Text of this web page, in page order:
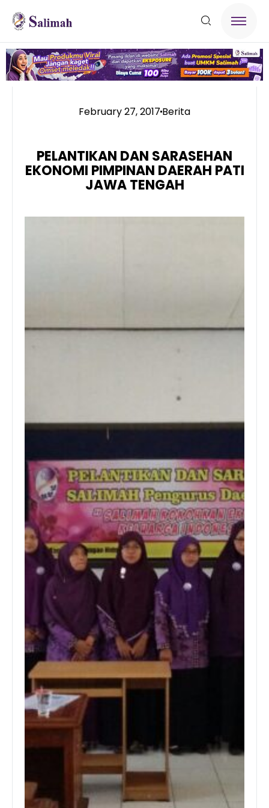
February 27, 2017 Berita
PELANTIKAN DAN SARASEHAN
EKONOMI PIMPINAN DAERAH PATI
JAWA TENGAH